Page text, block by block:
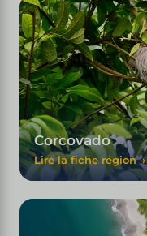
Corcovado
Lire la fiche région →